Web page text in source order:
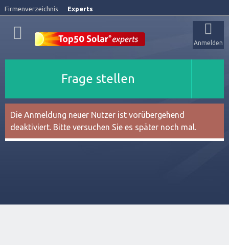
Firmenverzeichnis Experts
Anmelden
Frage stellen
Die Anmeldung neuer Nutzer ist vorübergehend
deaktiviert. Bitte versuchen Sie es später noch mal.